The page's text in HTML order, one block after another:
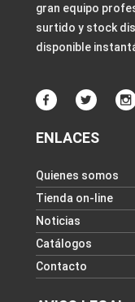
gran equipo
surtido y stock
disponible
ENLACES
Quienes somos
Tienda on-line
Noticias
Catálogos
Contacto